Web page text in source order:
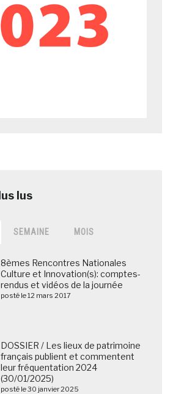
SEMAINE MOIS
8èmes Rencontres Nationales
Culture et Innovation(s): comptes-
rendus et vidéos de la journée
posté le 12 mars 2017
DOSSIER / Les lieux de patrimoine
français publient et commentent
leur fréquentation 2024
(30/01/2025)
posté le 30 janvier 2025